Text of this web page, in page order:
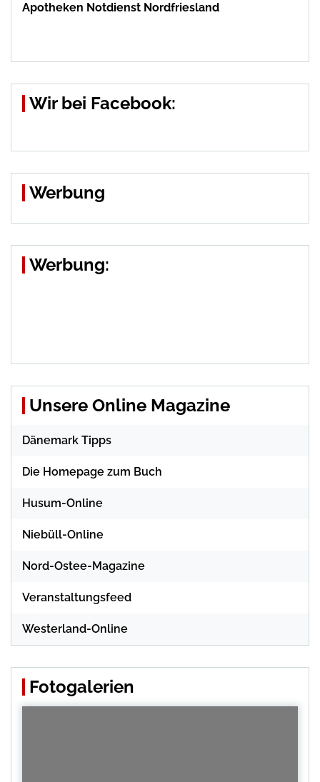
Apotheken Notdienst Nordfriesland
Wir bei Facebook:
Werbung
Werbung:
Unsere Online Magazine
Dänemark Tipps
Die Homepage zum Buch
Husum-Online
Niebüll-Online
Nord-Ostee-Magazine
Veranstaltungsfeed
Westerland-Online
Fotogalerien